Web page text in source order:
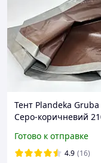
Тент Plandeka Gruba
Серо-коричневий
накрытия крыши
Тарпаулиновый тент
Готово к отправке
4.9 (16)